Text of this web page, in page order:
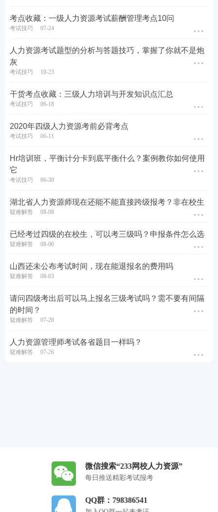
考点收藏：一级人力资源考试薪酬管理考点10问
考试技巧 07-24
人力资源考试题型的分析与答题技巧，掌握了你就不是炮
灰
考试技巧 10-23
干货考点收藏：三级人力培训与开发知识点汇总
考试技巧 06-18
2020年四级人力资源考前必背考点
考试技巧 06-11
Hr培训班，平衡计分卡到底平衡什么？案例教你如何使用
它
考试技巧 06-30
湖北省人力资源师现在还能不能直接跨级报考？非在校生
疑难解答 08-08
已经考过四级的在校生，可以考三级吗？申报条件怎么选
疑难解答 08-06
山西还未公布考试时间，现在能退报名的费用吗
疑难解答 08-03
请问四级考出后可以马上报名三级考试吗？需不要有间隔
的时间？
疑难解答 07-28
人力资源管理师考试各省题目一样吗？
疑难解答 07-26
微信搜索“233网校人力资源”
每日推送精彩考试报考
QQ群：798386541